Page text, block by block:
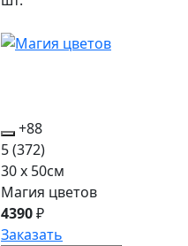
+88
5(372)
30 x 50см
Магия цветов
4390₽
Заказать